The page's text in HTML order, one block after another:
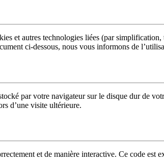
et autres technologies liées (par
ci-dessous, nous vous informons de
par votre navigateur sur le disque dur de
d’une visite ultérieure.
et de manière interactive. Ce code est